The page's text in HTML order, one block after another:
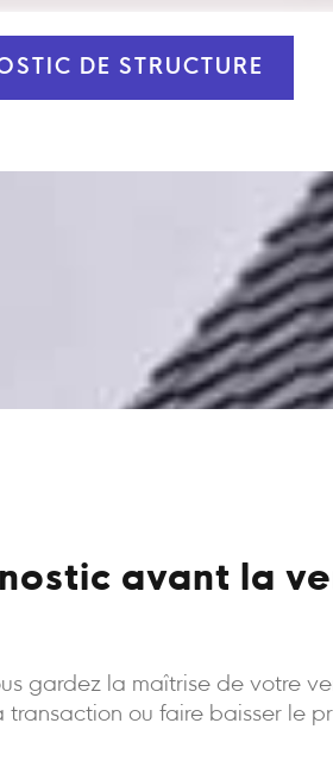
DE STRUCTURE
avant la
gardez la maîtrise de votre
ou faire baisser le